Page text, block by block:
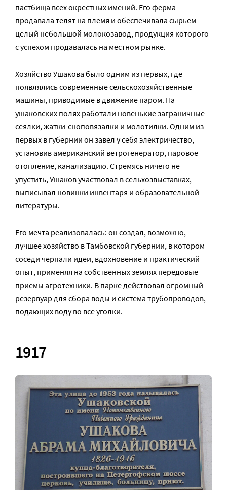
пастбища всех окрестных имений. Его ферма
продавала телят на племя и обеспечивала сырьем
целый небольшой молокозавод, продукция которого
с успехом продавалась на местном рынке.
Хозяйство Ушакова было одним из первых, где
появлялись современные сельскохозяйственные
машины, приводимые в движение паром. На
ушаковских полях работали новенькие заграничные
сеялки, жатки-сноповязалки и молотилки. Одним из
первых в губернии он завел у себя электричество,
установив американский ветрогенератор, паровое
отопление, канализацию. Стремясь ничего не
упустить, Ушаков участвовал в сельхозвыставках,
выписывал новинки инвентаря и образовательной
литературы.
Его мечта реализовалась: он создал, возможно,
лучшее хозяйство в Тамбовской губернии, в котором
соседи черпали идеи, вдохновение и практический
опыт, применяя на собственных землях передовые
приемы агротехники. В парке действовал огромный
резервуар для сбора воды и система трубопроводов,
подающих воду во все уголки.
1917